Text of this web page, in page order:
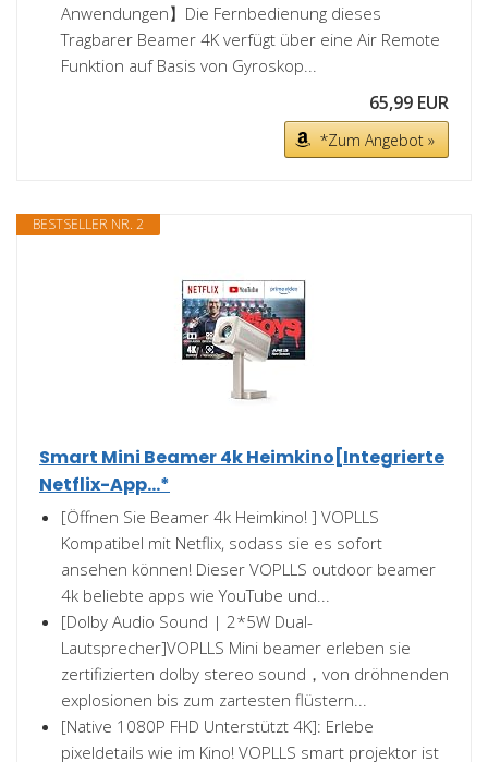
Anwendungen】Die Fernbedienung dieses
Tragbarer Beamer 4K verfügt über eine Air Remote
Funktion auf Basis von Gyroskop...
65,99 EUR
*Zum Angebot »
BESTSELLER NR. 2
Smart Mini Beamer 4k Heimkino[Integrierte
Netflix-App...*
[Öffnen Sie Beamer 4k Heimkino! ] VOPLLS
Kompatibel mit Netflix, sodass sie es sofort
ansehen können! Dieser VOPLLS outdoor beamer
4k beliebte apps wie YouTube und...
[Dolby Audio Sound | 2*5W Dual-
Lautsprecher]VOPLLS Mini beamer erleben sie
zertifizierten dolby stereo sound，von dröhnenden
explosionen bis zum zartesten flüstern...
[Native 1080P FHD Unterstützt 4K]: Erlebe
pixeldetails wie im Kino! VOPLLS smart projektor ist